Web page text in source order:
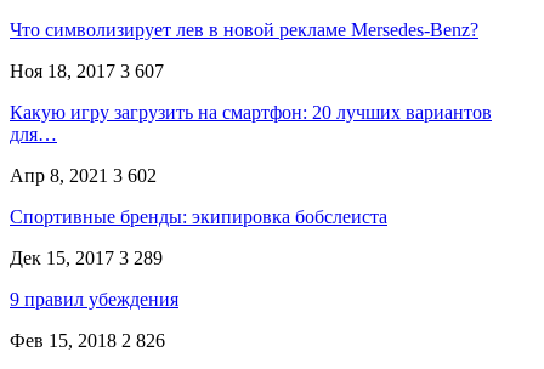
Что символизирует лев в новой рекламе Mersedes-Benz?
Ноя 18, 2017 3 607
Какую игру загрузить на смартфон: 20 лучших вариантов
для…
Апр 8, 2021 3 602
Спортивные бренды: экипировка бобслеиста
Дек 15, 2017 3 289
9 правил убеждения
Фев 15, 2018 2 826